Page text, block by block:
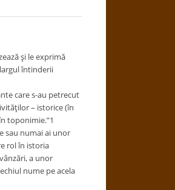
şi le exprimă
întinderii
care s-au petrecut
– istorice (în
toponimie.”1
sau numai ai unor
rol în istoria
a unor
nume pe acela